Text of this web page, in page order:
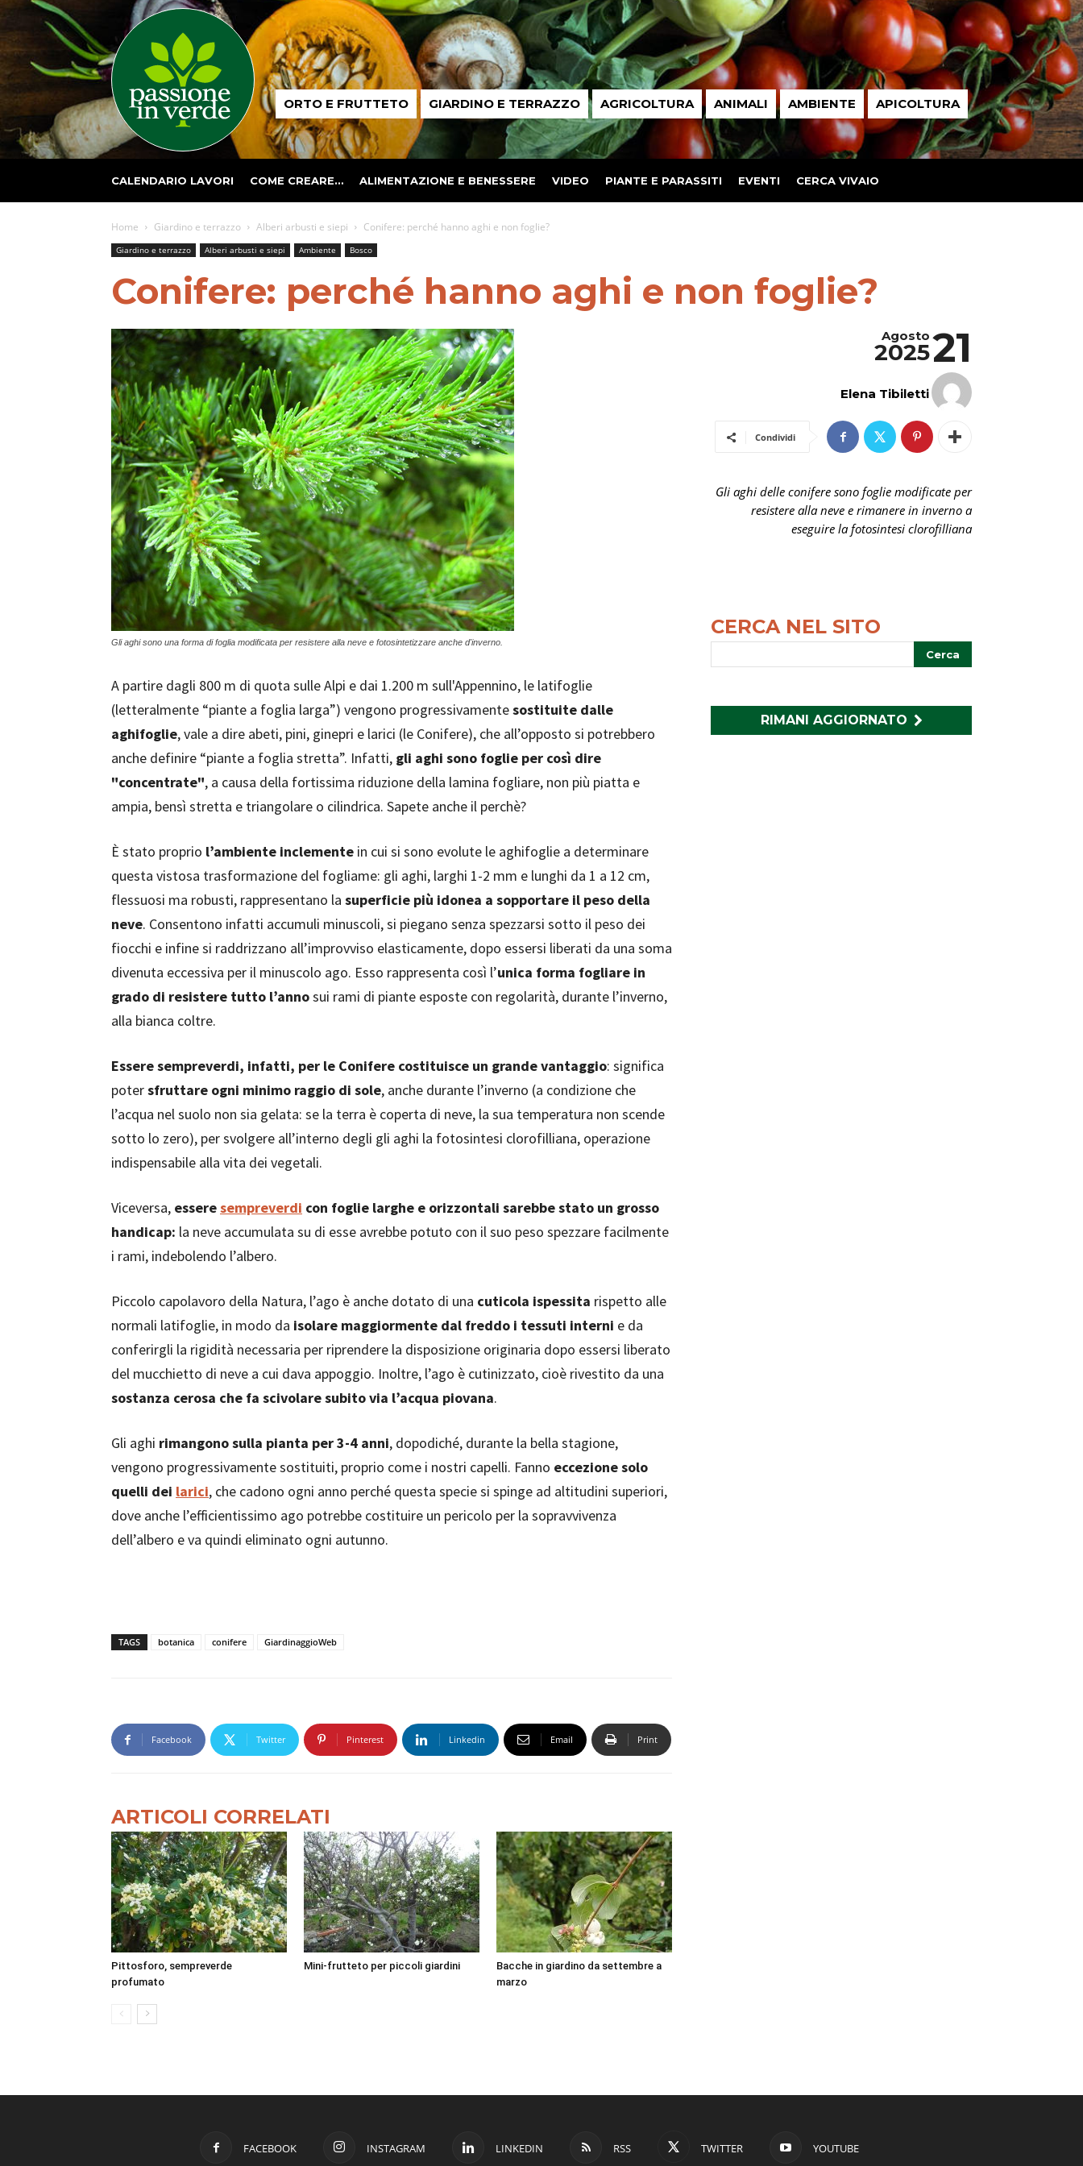
Passione
in ORTO E FRUTTETO GIARDINO E TERRAZZO AGRICOLTURA ANIMALI AMBIENTE APICOLTURA
CALENDARIO LAVORI COME CREARE… ALIMENTAZIONE E BENESSERE VIDEO PIANTE E PARASSITI EVENTI CERCA VIVAIO
Home Giardino e terrazzo Alberi arbusti e siepi Conifere: perché hanno aghi e non foglie?
Giardino e terrazzo Alberi arbusti e siepi Ambiente Bosco
Conifere: perché hanno aghi e non foglie?
Gli aghi sono una forma di foglia modificata per resistere alla neve e fotosintetizzare anche d'inverno.
A partire dagli 800 m di quota sulle Alpi e dai 1.200 m sull'Appennino, le latifoglie
(letteralmente “piante a foglia larga”) vengono progressivamentesostituite dalle
aghifoglie, vale a dire abeti, pini, ginepri e larici (le Conifere), che all’opposto si potrebbero
anche definire “piante a foglia stretta”. Infatti, gli aghi sono foglie per così dire
"concentrate", a causa della fortissima riduzione della lamina fogliare, non più piatta e
ampia, bensì stretta e triangolare o cilindrica. Sapete anche il perchè?
È stato proprio l’ambiente inclemente in cui si sono evolute le aghifoglie a determinare
questa vistosa trasformazione del fogliame: gli aghi, larghi 1-2 mm e lunghi da 1 a 12 cm,
flessuosi ma robusti, rappresentano la superficie più idonea a sopportare il peso della
neve. Consentono infatti accumuli minuscoli, si piegano senza spezzarsi sotto il peso dei
fiocchi e infine si raddrizzano all’improvviso elasticamente, dopo essersi liberati da una soma
divenuta eccessiva per il minuscolo ago. Esso rappresenta così l’unica forma fogliare in
grado di resistere tutto l’annosui rami di piante esposte con regolarità, durante l’inverno,
alla bianca coltre.
Essere sempreverdi, infatti, per le Conifere costituisce un grande vantaggio: significa
potersfruttare ogni minimo raggio di sole, anche durante l’inverno (a condizione che
l’acqua nel suolo non sia gelata: se la terra è coperta di neve, la sua temperatura non scende
sotto lo zero), per svolgere all’interno degli gli aghi la fotosintesi clorofilliana, operazione
indispensabile alla vita dei vegetali.
Viceversa, esseresempreverdi con foglie larghe e orizzontali sarebbe stato un grosso
handicap: la neve accumulata su di esse avrebbe potuto con il suo peso spezzare facilmente
i rami, indebolendo l’albero.
Piccolo capolavoro della Natura, l’ago è anche dotato di una cuticola ispessita rispetto alle
normali latifoglie, in modo da isolare maggiormente dal freddo i tessuti interni e da
conferirgli la rigidità necessaria per riprendere la disposizione originaria dopo essersi liberato
del mucchietto di neve a cui dava appoggio. Inoltre, l’ago è cutinizzato, cioè rivestito da una
sostanza cerosa che fa scivolare subito via l’acqua piovana.
Gli aghi rimangono sulla pianta per 3-4 anni, dopodiché, durante la bella stagione,
vengono progressivamente sostituiti, proprio come i nostri capelli. Fanno eccezione solo
quelli dei larici, che cadono ogni anno perché questa specie si spinge ad altitudini superiori,
dove anche l’efficientissimo ago potrebbe costituire un pericolo per la sopravvivenza
dell’albero e va quindi eliminato ogni autunno.
TAGS botanica conifere GiardinaggioWeb
Facebook Twitter Pinterest Linkedin Email Print
ARTICOLI CORRELATI
Pittosforo, sempreverde
profumato
Mini-frutteto per piccoli giardini
Bacche in giardino da settembre a
marzo
21
Agosto
2025
Elena Tibiletti
Condividi
Gli aghi delle conifere sono foglie modificate per
resistere alla neve e rimanere in inverno a
eseguire la fotosintesi clorofilliana
CERCA NEL SITO
RIMANI AGGIORNATO
FACEBOOK INSTAGRAM LINKEDIN RSS TWITTER YOUTUBE